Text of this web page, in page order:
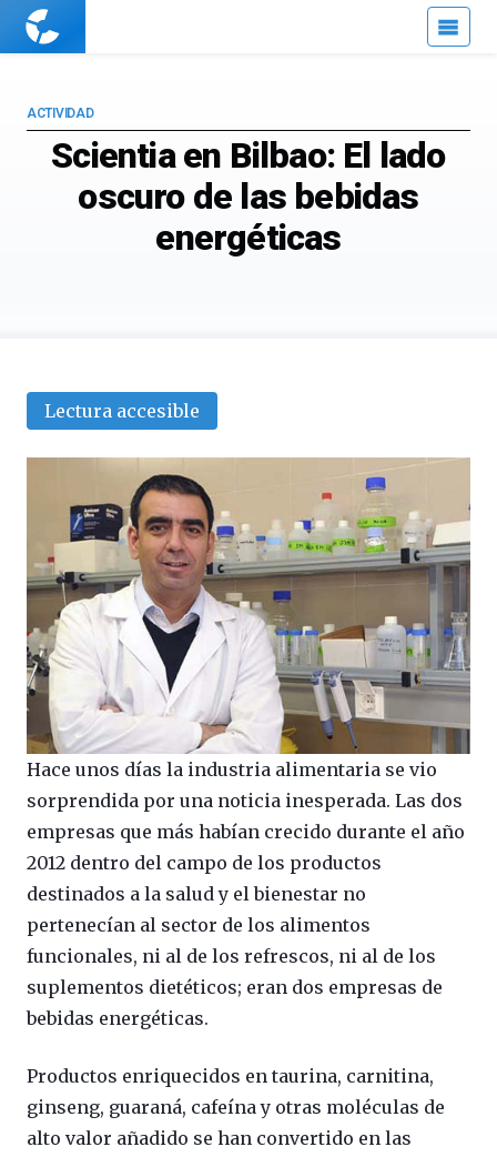
Cuaderno
Scientia en Bilbao: El lado
oscuro de las bebidas
energéticas
ACTIVIDAD
Lectura accesible
Hace unos días la industria alimentaria se vio
sorprendida por una noticia inesperada. Las dos
empresas que más habían crecido durante el año
2012 dentro del campo de los productos
destinados a la salud y el bienestar no
pertenecían al sector de los alimentos
funcionales, ni al de los refrescos, ni al de los
suplementos dietéticos; eran dos empresas de
bebidas energéticas.
Productos enriquecidos en taurina, carnitina,
ginseng, guaraná, cafeína y otras moléculas de
alto valor añadido se han convertido en las